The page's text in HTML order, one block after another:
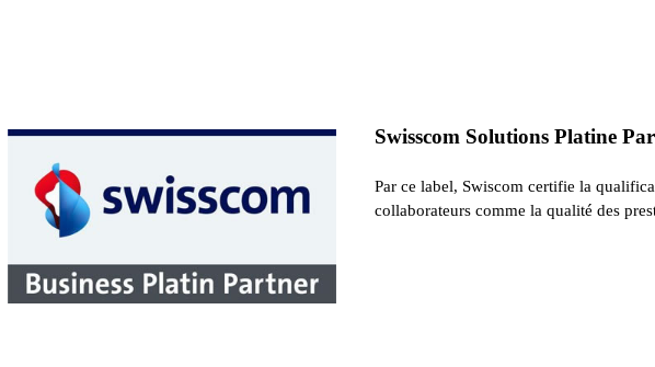
Swisscom Solutions Platine
Par ce label, Swiscom certifie la
collaborateurs comme la qualité des